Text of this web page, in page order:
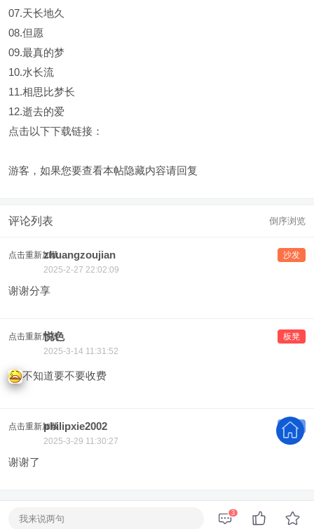
07.天长地久
08.但愿
09.最真的梦
10.水长流
11.相思比梦长
12.逝去的爱
点击以下下载链接：
游客，如果您要查看本帖隐藏内容请回复
评论列表 倒序浏览
点击重新加载 沙发
zhuangzoujian
2025-2-27 22:02:09
谢谢分享
点击重新加载 板凳
悦色
2025-3-14 11:31:52
不知道要不要收费
点击重新加载 地板
philipxie2002
2025-3-29 11:30:27
谢谢了
我来说两句
3